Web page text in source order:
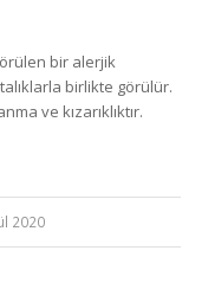
bir alerjik
birlikte görülür.
ve kızarıklıktır.
2020